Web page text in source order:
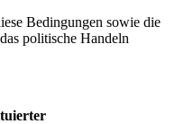
Bedingungen sowie die
politische Handeln